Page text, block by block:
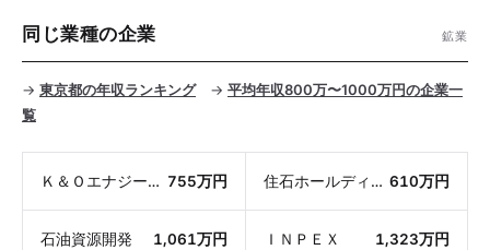
同じ業種の企業 鉱業
→ 東京都の年収ランキング→ 平均年収800万〜1000万円の企業一
覧
Ｋ＆Ｏエナジーグループ 755万円 住石ホールディングス 610万円
石油資源開発 1,061万円 ＩＮＰＥＸ 1,323万円